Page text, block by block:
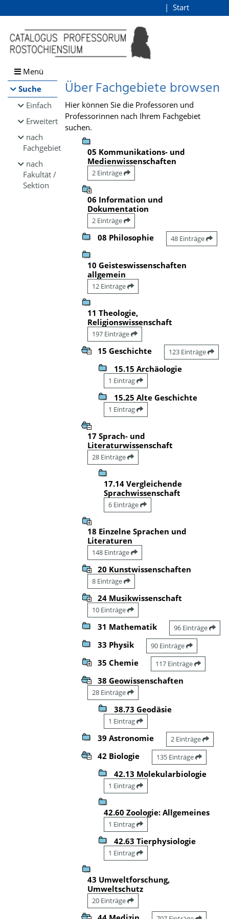
Browsen
direkt zum Inhalt
Start
Menü
Suche
Einfach
Erweitert
nach
Fachgebiet
nach
Fakultät /
Sektion
Über Fachgebiete browsen
Hier können Sie die Professoren und
Professorinnen nach Ihrem Fachgebiet
suchen.
05 Kommunikations- und
Medienwissenschaften
2 Einträge
06 Information und
Dokumentation
2 Einträge
08 Philosophie 48 Einträge
10 Geisteswissenschaften
allgemein
12 Einträge
11 Theologie,
Religionswissenschaft
197 Einträge
15 Geschichte 123 Einträge
15.15 Archäologie
1 Eintrag
15.25 Alte Geschichte
1 Eintrag
17 Sprach- und
Literaturwissenschaft
28 Einträge
17.14 Vergleichende
Sprachwissenschaft
6 Einträge
18 Einzelne Sprachen und
Literaturen
148 Einträge
20 Kunstwissenschaften
8 Einträge
24 Musikwissenschaft
10 Einträge
31 Mathematik 96 Einträge
33 Physik 90 Einträge
35 Chemie 117 Einträge
38 Geowissenschaften
28 Einträge
38.73 Geodäsie
1 Eintrag
39 Astronomie 2 Einträge
42 Biologie 135 Einträge
42.13 Molekularbiologie
1 Eintrag
42.60 Zoologie: Allgemeines
1 Eintrag
42.63 Tierphysiologie
1 Eintrag
43 Umweltforschung,
Umweltschutz
20 Einträge